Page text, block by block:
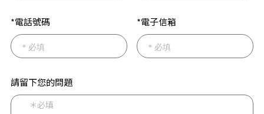
*電話號碼 *電子信箱
請留下您的問題